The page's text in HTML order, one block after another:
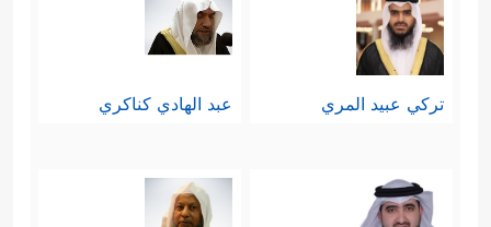
تركي عبيد المري عبد الهادي كناكري